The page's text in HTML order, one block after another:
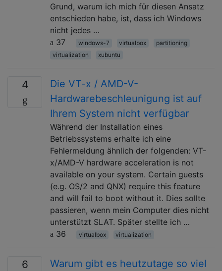
Grund, warum ich mich für diesen Ansatz
entschieden habe, ist, dass ich Windows
nicht jedes …
37
windows-7 virtualbox
partitioning
virtualization
xubuntu
4
Die VT-x / AMD-V-
Hardwarebeschleunigung ist auf
Ihrem System nicht verfügbar
Während der Installation eines
Betriebssystems erhalte ich eine
Fehlermeldung ähnlich der folgenden: VT-
x/AMD-V hardware acceleration is not
available on your system. Certain guests
(e.g. OS/2 and QNX) require this feature
and will fail to boot without it. Dies sollte
passieren, wenn mein Computer dies nicht
unterstützt SLAT. Später stellte ich …
36
virtualbox virtualization
6
Warum gibt es heutzutage so viel